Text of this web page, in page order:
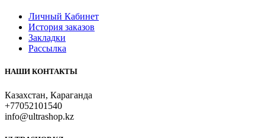
Личный Кабинет
История заказов
Закладки
Рассылка
НАШИ КОНТАКТЫ
Казахстан, Караганда
+77052101540
info@ultrashop.kz